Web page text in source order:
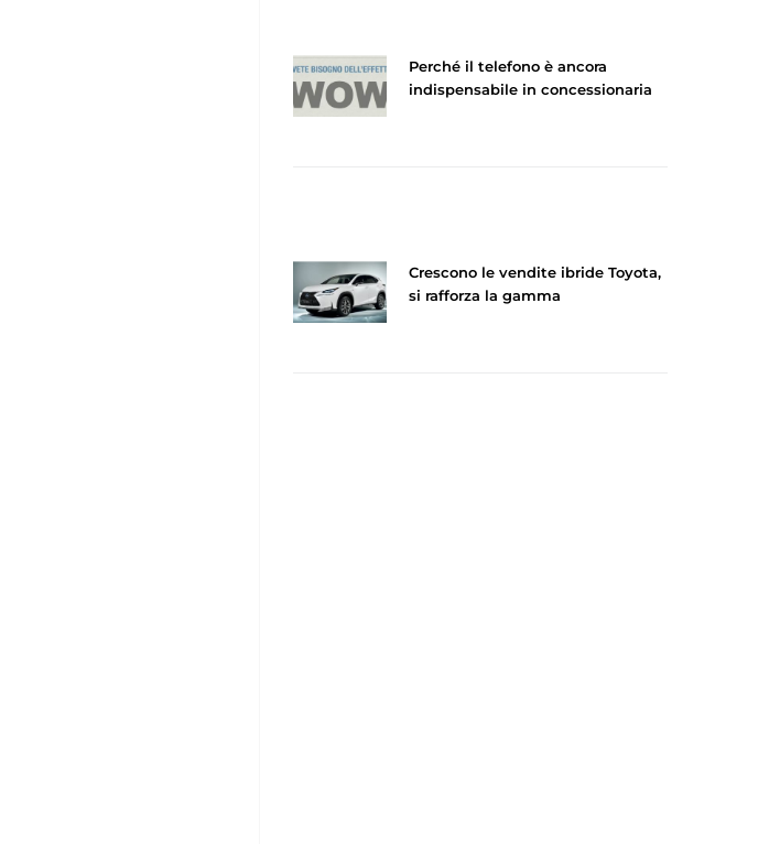
Perché il telefono è ancora
indispensabile in concessionaria
Crescono le vendite ibride Toyota,
si rafforza la gamma